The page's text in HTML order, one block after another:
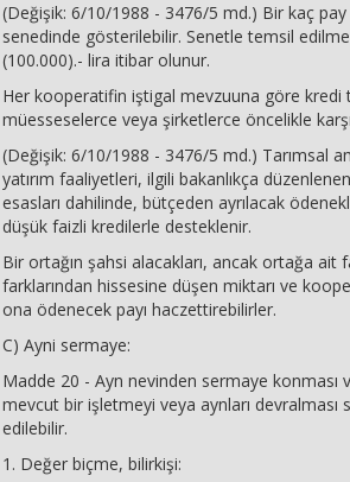
(Değişik: 6/10/1988 - 3476/5 md.) Bir kaç pay
senedinde gösterilebilir. Senetle temsil
(100.000).- lira itibar olunur.
Her kooperatifin iştigal mevzuuna göre kredi
müesseselerce veya şirketlerce öncelikle
(Değişik: 6/10/1988 - 3476/5 md.) Tarımsal
yatırım faaliyetleri, ilgili bakanlıkça
esasları dahilinde, bütçeden ayrılacak
düşük faizli kredilerle desteklenir.
Bir ortağın şahsi alacakları, ancak ortağa ait
farklarından hissesine düşen miktarı ve
ona ödenecek payı haczettirebilirler.
C) Ayni sermaye:
Madde 20 - Ayn nevinden sermaye konması
mevcut bir işletmeyi veya aynları devralması
edilebilir.
1. Değer biçme, bilirkişi: